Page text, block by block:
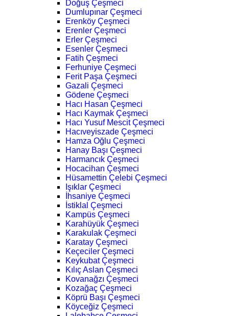
Doğuş Çeşmeci
Dumlupınar Çeşmeci
Erenköy Çeşmeci
Erenler Çeşmeci
Erler Çeşmeci
Esenler Çeşmeci
Fatih Çeşmeci
Ferhuniye Çeşmeci
Ferit Paşa Çeşmeci
Gazali Çeşmeci
Gödene Çeşmeci
Hacı Hasan Çeşmeci
Hacı Kaymak Çeşmeci
Hacı Yusuf Mescit Çeşmeci
Hacıveyiszade Çeşmeci
Hamza Oğlu Çeşmeci
Hanay Başı Çeşmeci
Harmancık Çeşmeci
Hocacihan Çeşmeci
Hüsamettin Çelebi Çeşmeci
Işıklar Çeşmeci
İhsaniye Çeşmeci
İstiklal Çeşmeci
Kampüs Çeşmeci
Karahüyük Çeşmeci
Karakulak Çeşmeci
Karatay Çeşmeci
Keçeciler Çeşmeci
Keykubat Çeşmeci
Kılıç Aslan Çeşmeci
Kovanağzı Çeşmeci
Kozağaç Çeşmeci
Köprü Başı Çeşmeci
Köyceğiz Çeşmeci